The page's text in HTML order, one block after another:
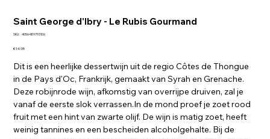
Saint George d'Ibry - Le Rubis Gourmand
SKU:
SKU
4056489793106
Price
€14.95
Dit is een heerlijke dessertwijn uit de regio Côtes de Thongue
in de Pays d'Oc, Frankrijk, gemaakt van Syrah en Grenache.
Deze robijnrode wijn, afkomstig van overrijpe druiven, zal je
vanaf de eerste slok verrassen.In de mond proef je zoet rood
fruit met een hint van zwarte olijf. De wijn is matig zoet, heeft
weinig tannines en een bescheiden alcoholgehalte. Bij de